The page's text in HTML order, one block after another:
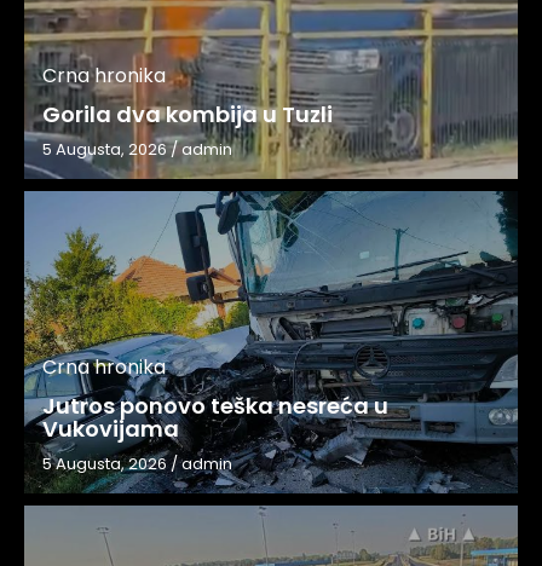
Crna hronika
Gorila dva kombija u Tuzli
5 Augusta, 2026/admin
Crna hronika
Jutros ponovo teška nesreća u
Vukovijama
5 Augusta, 2026/admin